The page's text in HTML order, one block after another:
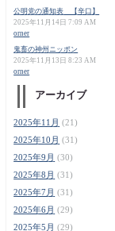
公明党の通知表 【辛口】
2025年11月14日 7:09 AM
orner
鬼畜の神州ニッポン
2025年11月13日 8:23 AM
orner
アーカイブ
2025年11月 (21)
2025年10月 (31)
2025年9月 (30)
2025年8月 (31)
2025年7月 (31)
2025年6月 (29)
2025年5月 (29)